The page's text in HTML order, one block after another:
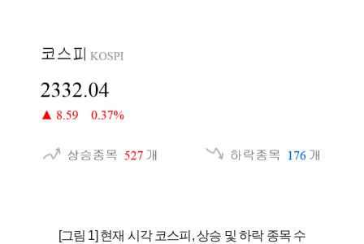
[그림 1] 현재 시각 코스피, 상승 및 하락 종목 수